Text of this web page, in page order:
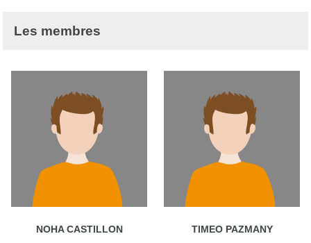
Les membres
NOHA CASTILLON TIMEO PAZMANY